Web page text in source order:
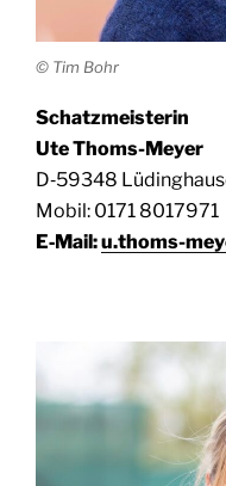
© Tim Bohr
Schatz­meis­te­rin
Ute Thoms-Meyer
D‑59348
Mobil: 0171 8017971
E‑Mail:u.thoms-